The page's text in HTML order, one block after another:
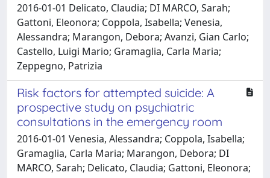
2016-01-01 Delicato, Claudia; DI MARCO, Sarah;
Gattoni, Eleonora; Coppola, Isabella; Venesia,
Alessandra; Marangon, Debora; Avanzi, Gian Carlo;
Castello, Luigi Mario; Gramaglia, Carla Maria;
Zeppegno, Patrizia
Risk factors for attempted suicide: A
prospective study on psychiatric
consultations in the emergency room
2016-01-01 Venesia, Alessandra; Coppola, Isabella;
Gramaglia, Carla Maria; Marangon, Debora; DI
MARCO, Sarah; Delicato, Claudia; Gattoni, Eleonora;